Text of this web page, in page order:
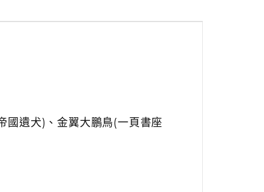
國遺犬)、金翼大鵬鳥(一頁書座